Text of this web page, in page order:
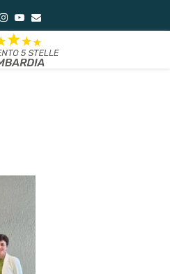
Instagram
Youtube
Email